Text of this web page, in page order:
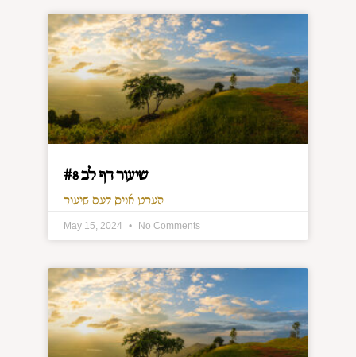
שיעור דף לב #8
הערט אויס דעם שיעור
May 15, 2024 No Comments